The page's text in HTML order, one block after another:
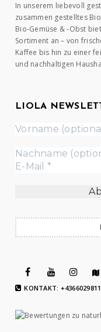
In unserem liebevoll
zusammen gestelltes
Bio-Gemüse & -Obst
Sortiment an – von
Kaffee bis hin zu einer
und nachhaltigen
LIOLA
KONTAKT: